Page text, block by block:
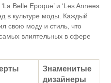
Belle Epoque’ и ‘Les Annees
в культуре моды. Каждый
свою моду и стиль, что
влиятельных в сфере
Знаменитые
дизайнеры